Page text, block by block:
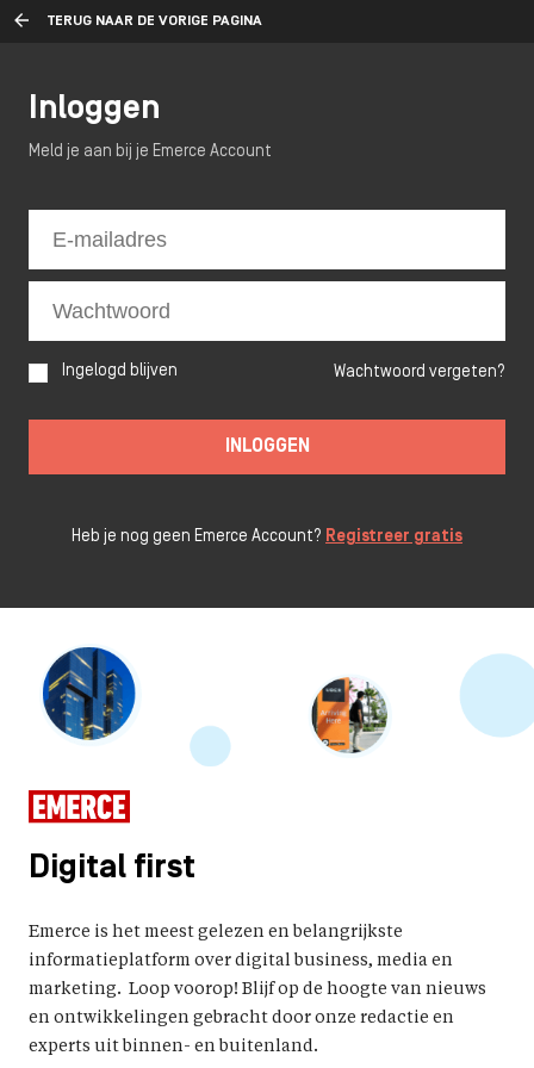
TERUG NAAR DE VORIGE PAGINA
Digital first
Emerce is het meest gelezen en belangrijkste
informatieplatform over digital business, media en
marketing. Loop voorop! Blijf op de hoogte van nieuws
en ontwikkelingen gebracht door onze redactie en
experts uit binnen- en buitenland.
Inloggen
Meld je aan bij je Emerce Account
Ingelogd blijven Wachtwoord vergeten?
INLOGGEN
Heb je nog geen Emerce Account? Registreer gratis